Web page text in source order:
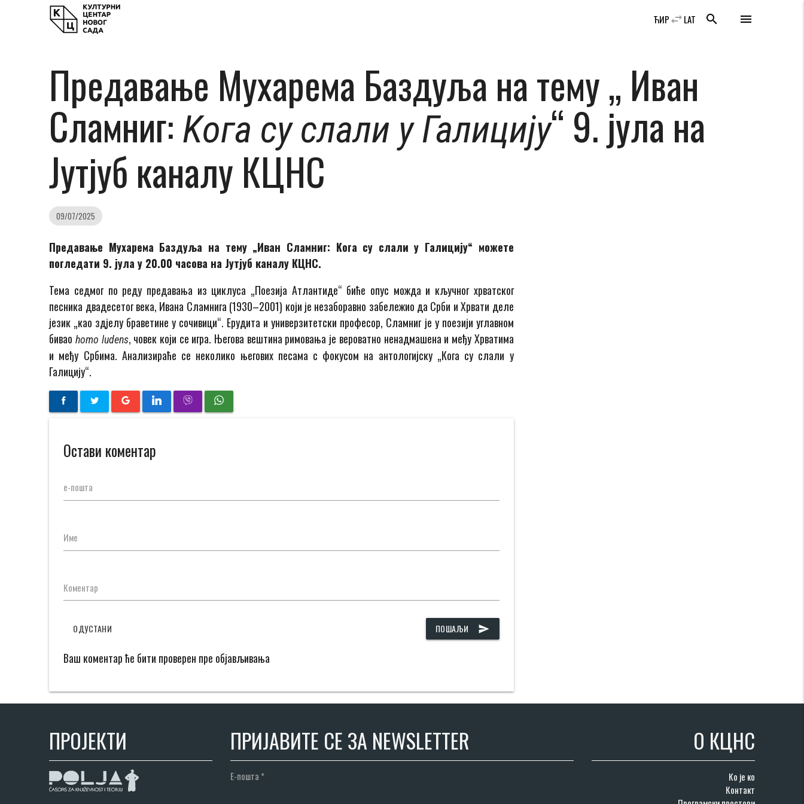
menu
search
LAT
swap_horiz
ЋИР
Предавање Мухарема Баздуља на тему „ Иван
Сламниг: Kога су слали у Галицију“ 9. јула на
Јутјуб каналу КЦНС
09/07/2025
Предавање Мухарема Баздуља на тему „Иван Сламниг: Kога су слали у Галицију“ можете
погледати 9. јула у 20.00 часова на Јутјуб каналу КЦНС.
Тема седмог по реду предавања из циклуса „Поезија Атлантиде“ биће опус можда и кључног хрватског
песника двадесетог века, Ивана Сламнига (1930–2001) који је незаборавно забележио да Срби и Хрвати деле
језик „као здјелу браветине у сочивици“. Ерудита и универзитетски професор, Сламниг је у поезији углавном
бивао homo ludens, човек који се игра. Његова вештина римовања је вероватно ненадмашена и међу Хрватима
и међу Србима. Анализираће се неколико његових песама с фокусом на антологијску „Кога су слали у
Галицију“.
Остави коментар
е-пошта
Име
Коментар
ПОШАЉИ send
ОДУСТАНИ
Ваш коментар ће бити проверен пре објављивања
ПРОЈЕКТИ ПРИЈАВИТЕ СЕ ЗА NEWSLETTER
Е-пошта *
О КЦНС
Ко је ко
Контакт